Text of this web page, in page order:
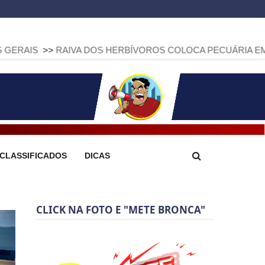
DOS HERBÍVOROS COLOCA PECUÁRIA EM ALERTA:
CLASSIFICADOS DICAS
CLICK NA FOTO E "METE BRONCA"